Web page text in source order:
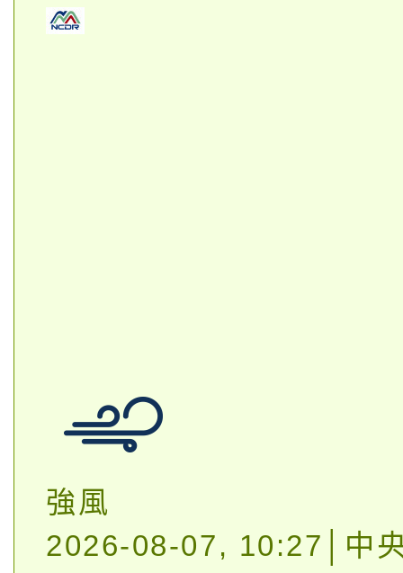
強風
2026-08-07, 10:27│中